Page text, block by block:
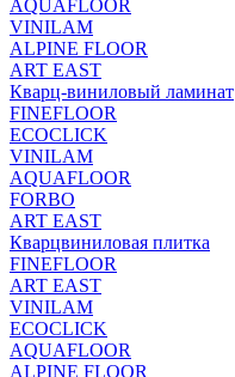
AQUAFLOOR
VINILAM
ALPINE FLOOR
ART EAST
Кварц-виниловый ламинат
FINEFLOOR
ECOCLICK
VINILAM
AQUAFLOOR
FORBO
ART EAST
Кварцвиниловая плитка
FINEFLOOR
ART EAST
VINILAM
ECOCLICK
AQUAFLOOR
ALPINE FLOOR